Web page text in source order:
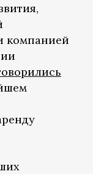
компанией